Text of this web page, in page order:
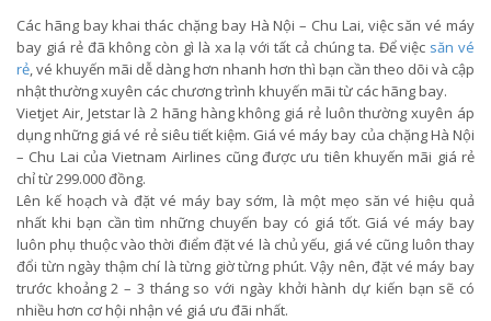
Các hãng bay khai thác chặng bay Hà Nội – Chu Lai, việc săn vé máy
bay giá rẻ đã không còn gì là xa lạ với tất cả chúng ta. Để việc săn vé
rẻ, vé khuyến mãi dễ dàng hơn nhanh hơn thì bạn cần theo dõi và cập
nhật thường xuyên các chương trình khuyến mãi từ các hãng bay.
Vietjet Air, Jetstar là 2 hãng hàng không giá rẻ luôn thường xuyên áp
dụng những giá vé rẻ siêu tiết kiệm. Giá vé máy bay của chặng Hà Nội
– Chu Lai của Vietnam Airlines cũng được ưu tiên khuyến mãi giá rẻ
chỉ từ 299.000 đồng.
Lên kế hoạch và đặt vé máy bay sớm, là một mẹo săn vé hiệu quả
nhất khi bạn cần tìm những chuyến bay có giá tốt. Giá vé máy bay
luôn phụ thuộc vào thời điểm đặt vé là chủ yếu, giá vé cũng luôn thay
đổi từn ngày thậm chí là từng giờ từng phút. Vậy nên, đặt vé máy bay
trước khoảng 2 – 3 tháng so với ngày khởi hành dự kiến bạn sẽ có
nhiều hơn cơ hội nhận vé giá ưu đãi nhất.